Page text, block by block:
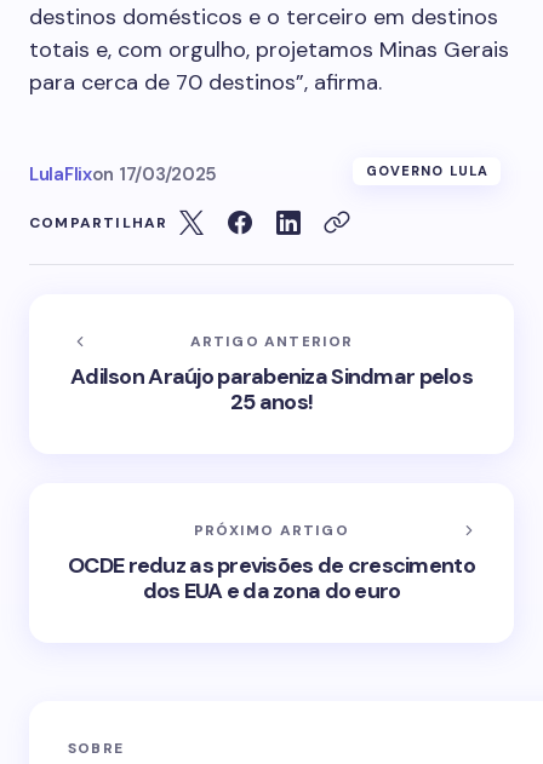
destinos domésticos e o terceiro em destinos
totais e, com orgulho, projetamos Minas Gerais
para cerca de 70 destinos”, afirma.
LulaFlixon 17/03/2025 GOVERNO LULA
COMPARTILHAR
ARTIGO ANTERIOR
Adilson Araújo parabeniza Sindmar pelos
25 anos!
PRÓXIMO ARTIGO
OCDE reduz as previsões de crescimento
dos EUA e da zona do euro
SOBRE